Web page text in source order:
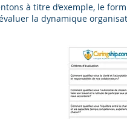
à titre d’exemple, le
la dynamique